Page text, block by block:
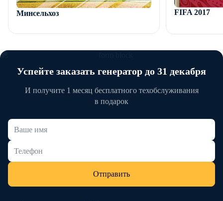
Минсельхоз FIFA 2017
Успейте заказать генератор до 31 декабря
И получите 1 месяц бесплатного техобслуживания
в подарок
Отправить